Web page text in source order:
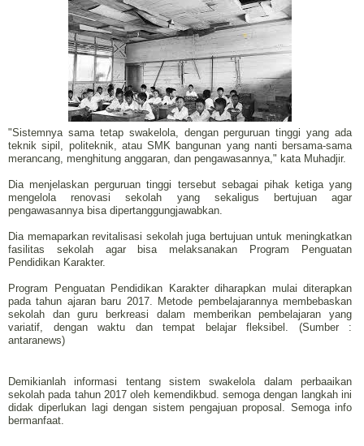
"Sistemnya sama tetap swakelola, dengan perguruan tinggi yang ada
teknik sipil, politeknik, atau SMK bangunan yang nanti bersama-sama
merancang, menghitung anggaran, dan pengawasannya," kata Muhadjir.
Dia menjelaskan perguruan tinggi tersebut sebagai pihak ketiga yang
mengelola renovasi sekolah yang sekaligus bertujuan agar
pengawasannya bisa dipertanggungjawabkan.
Dia memaparkan revitalisasi sekolah juga bertujuan untuk meningkatkan
fasilitas sekolah agar bisa melaksanakan Program Penguatan
Pendidikan Karakter.
Program Penguatan Pendidikan Karakter diharapkan mulai diterapkan
pada tahun ajaran baru 2017. Metode pembelajarannya membebaskan
sekolah dan guru berkreasi dalam memberikan pembelajaran yang
variatif, dengan waktu dan tempat belajar fleksibel. (Sumber :
antaranews)
Demikianlah informasi tentang sistem swakelola dalam perbaaikan
sekolah pada tahun 2017 oleh kemendikbud. semoga dengan langkah ini
didak diperlukan lagi dengan sistem pengajuan proposal. Semoga info
bermanfaat.